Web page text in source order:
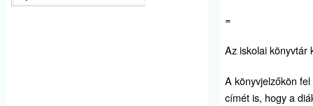
=
Az iskolai könyvtár
A könyvjelzőkön
címét is, hogy a